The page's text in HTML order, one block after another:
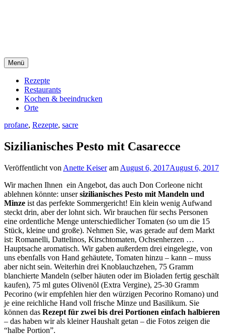
Menü
Rezepte
Restaurants
Kochen & beeindrucken
Orte
profane, Rezepte, sacre
Sizilianisches Pesto mit Casarecce
Veröffentlicht von Anette Keiseram August 6, 2017August 6, 2017
Wir machen Ihnen ein Angebot, das auch Don Corleone nicht
ablehnen könnte: unsersizilianisches Pesto mit Mandeln und
Minze ist das perfekte Sommergericht! Ein klein wenig Aufwand
steckt drin, aber der lohnt sich. Wir brauchen für sechs Personen
eine ordentliche Menge unterschiedlicher Tomaten (so um die 15
Stück, kleine und große). Nehmen Sie, was gerade auf dem Markt
ist: Romanelli, Dattelinos, Kirschtomaten, Ochsenherzen …
Hauptsache aromatisch. Wir gaben außerdem drei eingelegte, von
uns ebenfalls von Hand gehäutete, Tomaten hinzu – kann – muss
aber nicht sein. Weiterhin drei Knoblauchzehen, 75 Gramm
blanchierte Mandeln (selber häuten oder im Bioladen fertig geschält
kaufen), 75 ml gutes Olivenöl (Extra Vergine), 25-30 Gramm
Pecorino (wir empfehlen hier den würzigen Pecorino Romano) und
je eine reichliche Hand voll frische Minze und Basilikum. Sie
können das Rezept für zwei bis drei Portionen einfach halbieren
– das haben wir als kleiner Haushalt getan – die Fotos zeigen die
“halbe Portion”.